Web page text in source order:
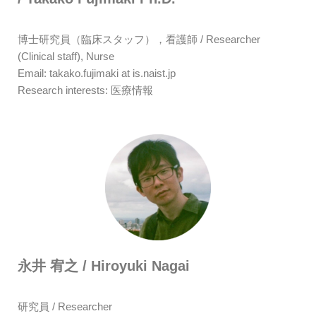
博士研究員（臨床スタッフ），看護師 / Researcher
(Clinical staff), Nurse
Email: takako.fujimaki at is.naist.jp
Research interests: 医療情報
永井 宥之 / Hiroyuki Nagai
研究員 / Researcher